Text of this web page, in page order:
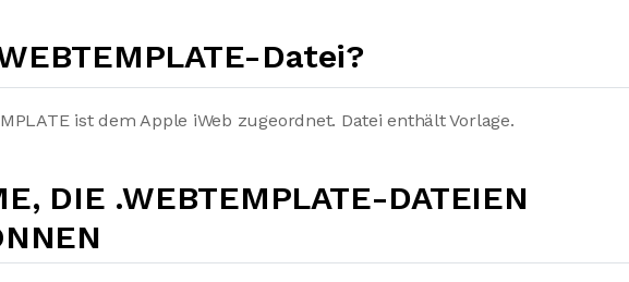
Datei?
ist dem Apple iWeb zugeordnet. Datei enthält Vorlage.
DIE .WEBTEMPLATE-DATEIEN